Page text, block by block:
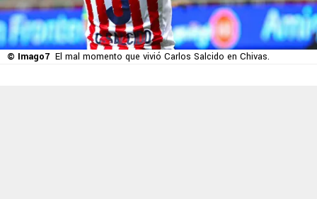
© Imago7 El mal momento que vivió Carlos Salcido en Chivas.